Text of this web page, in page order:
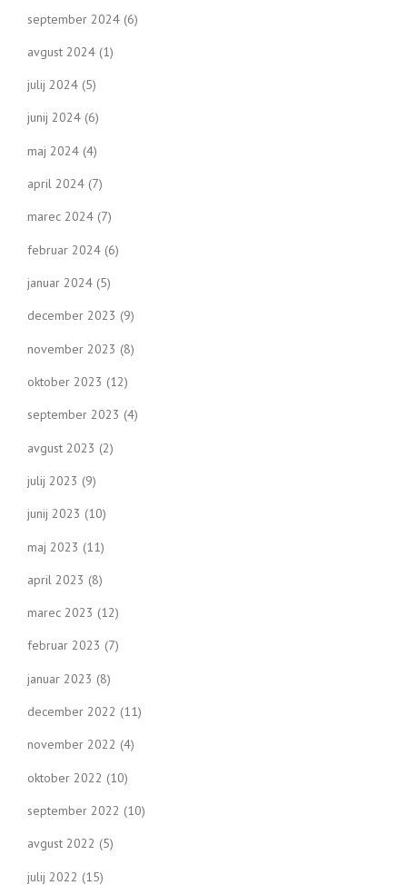
september 2024 (6)
avgust 2024 (1)
julij 2024 (5)
junij 2024 (6)
maj 2024 (4)
april 2024 (7)
marec 2024 (7)
februar 2024 (6)
januar 2024 (5)
december 2023 (9)
november 2023 (8)
oktober 2023 (12)
september 2023 (4)
avgust 2023 (2)
julij 2023 (9)
junij 2023 (10)
maj 2023 (11)
april 2023 (8)
marec 2023 (12)
februar 2023 (7)
januar 2023 (8)
december 2022 (11)
november 2022 (4)
oktober 2022 (10)
september 2022 (10)
avgust 2022 (5)
julij 2022 (15)